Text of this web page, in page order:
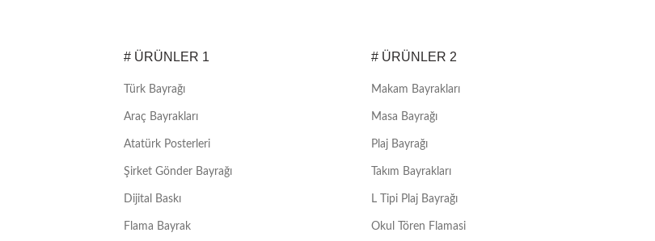
# ÜRÜNLER 1
Türk Bayrağı
Araç Bayrakları
Atatürk Posterleri
Şirket Gönder Bayrağı
Dijital Baskı
Flama Bayrak
# ÜRÜNLER 2
Makam Bayrakları
Masa Bayrağı
Plaj Bayrağı
Takım Bayrakları
L Tipi Plaj Bayrağı
Okul Tören Flamasi